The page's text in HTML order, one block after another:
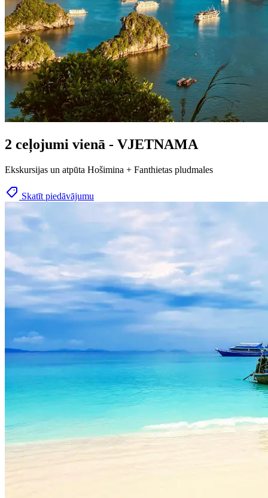
2 ceļojumi vienā - VJETNAMA
Ekskursijas un atpūta Hošimina + Fanthietas pludmales
Skatīt piedāvājumu